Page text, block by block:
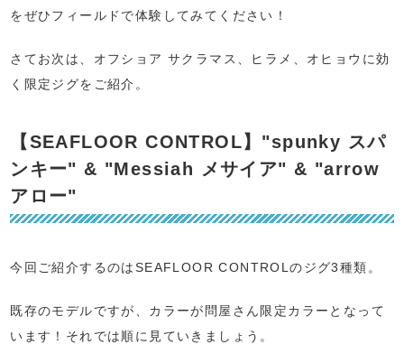
をぜひフィールドで体験してみてください！
さてお次は、オフショア サクラマス、ヒラメ、オヒョウに効
く限定ジグをご紹介。
【SEAFLOOR CONTROL】"spunky スパ
ンキー" & "Messiah メサイア" & "arrow
アロー"
今回ご紹介するのはSEAFLOOR CONTROLのジグ3種類。
既存のモデルですが、カラーが問屋さん限定カラーとなって
います！それでは順に見ていきましょう。